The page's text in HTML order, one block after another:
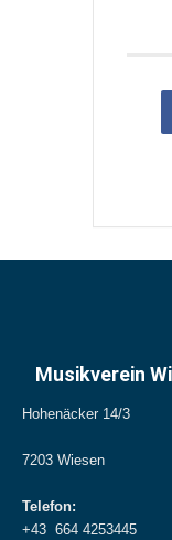
Musikverein
Hohenäcker 14/3
7203 Wiesen
Telefon:
+43 664 4253445